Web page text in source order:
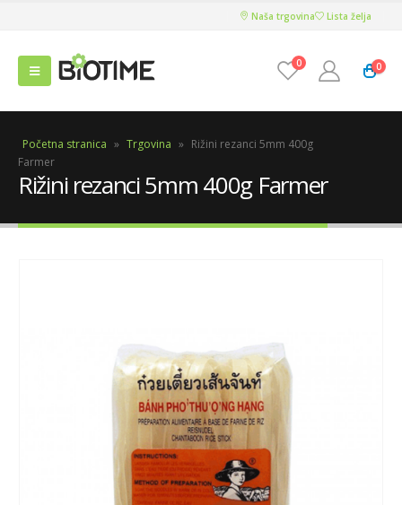
Naša trgovina Lista želja
0 0
Početna stranica » Trgovina » Rižini rezanci 5mm 400g
Farmer
Rižini rezanci 5mm 400g Farmer